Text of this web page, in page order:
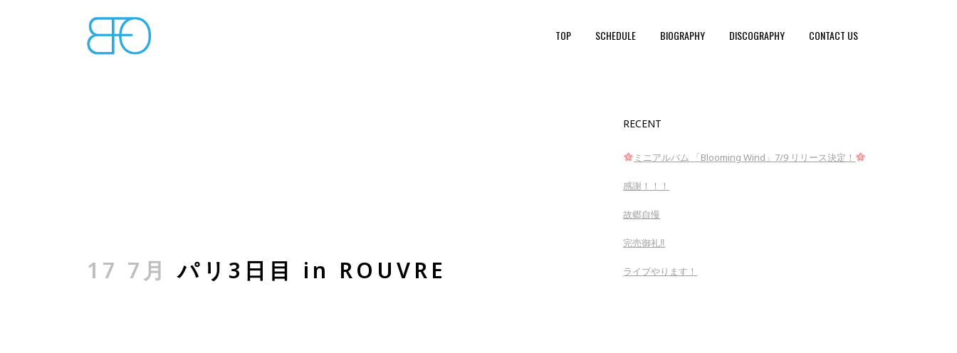
TOP SCHEDULE BIOGRAPHY DISCOGRAPHY CONTACT US
17 7月 パリ3日目 in ROUVRE
RECENT
ミニアルバム 「Blooming Wind」7/9 リリース決定！
感謝！！！
故郷自慢
完売御礼‼︎
ライブやります！